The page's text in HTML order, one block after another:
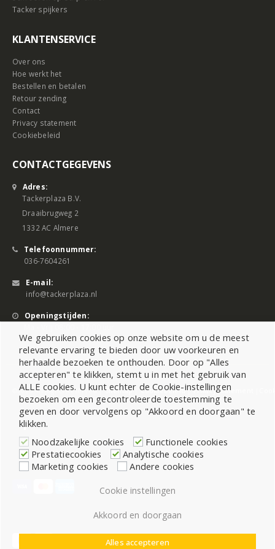
Tacker spijkers
KLANTENSERVICE
Over ons
Hoe werkt het
Bestellen en betalen
Retour zending
Contact
Privacy statement
Cookiebeleid
CONTACTGEGEVENS
Adres:
Tackerplaza B.V.
Draaibrugweg 2
1332 AC Almere
Telefoonnummer:
036-7604261
E-mail:
info@tackerplaza.nl
Openingstijden:
©2026 All Rights Reserved |Sitemap|Cookiebeleid|Privacy Statement
We gebruiken cookies op onze website om u de meest
relevante ervaring te bieden door uw voorkeuren en
herhaalde bezoeken te onthouden. Door op "Alles
accepteren" te klikken, stemt u in met het gebruik van
ALLE cookies. U kunt echter de Cookie-instellingen
bezoeken om een gecontroleerde toestemming te
geven en door vervolgens op "Akkoord en doorgaan" te
klikken.
Noodzakelijke cookies
Functionele cookies
Prestatiecookies
Analytische cookies
Marketing cookies
Andere cookies
Cookie instellingen
Akkoord en doorgaan
Alles accepteren